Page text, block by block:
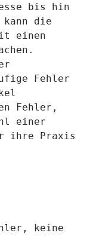
bis hin
die
einen
Fehler
Fehler,
einer
ihre Praxis
keine